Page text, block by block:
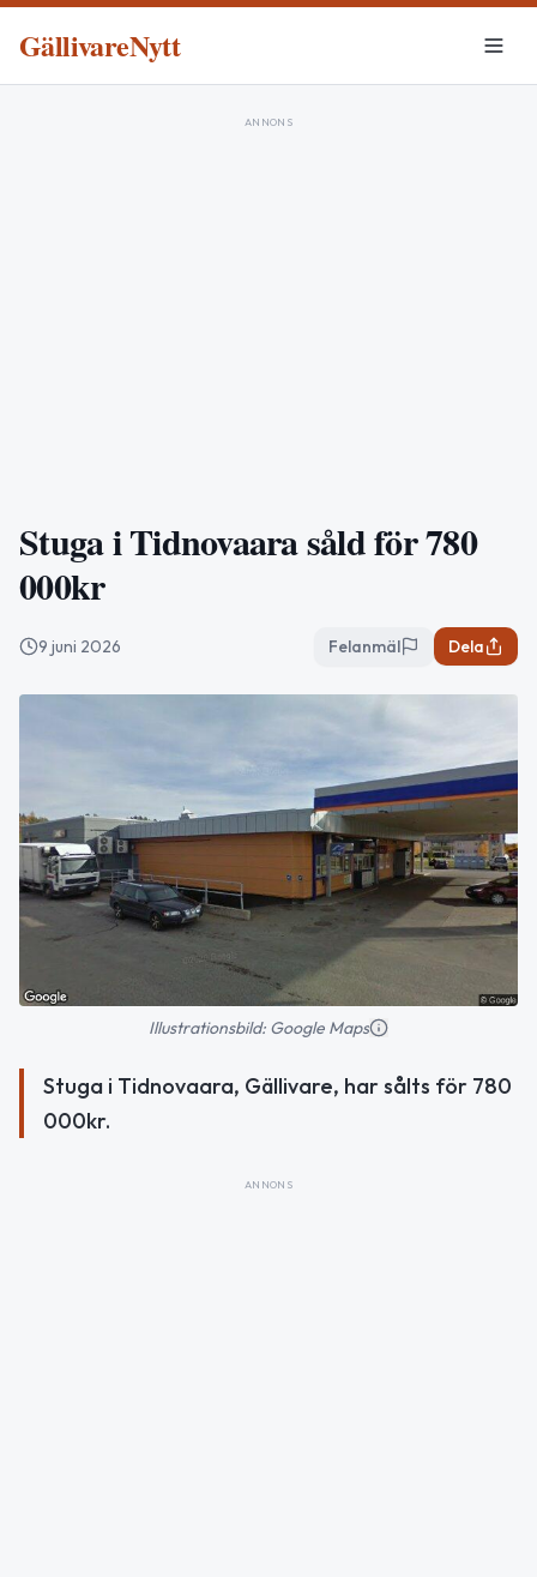
GällivareNytt
ANNONS
Stuga i Tidnovaara såld för 780
000kr
9 juni 2026 Felanmäl Dela
Illustrationsbild: Google Maps
Stuga i Tidnovaara, Gällivare, har sålts för 780
000kr.
ANNONS